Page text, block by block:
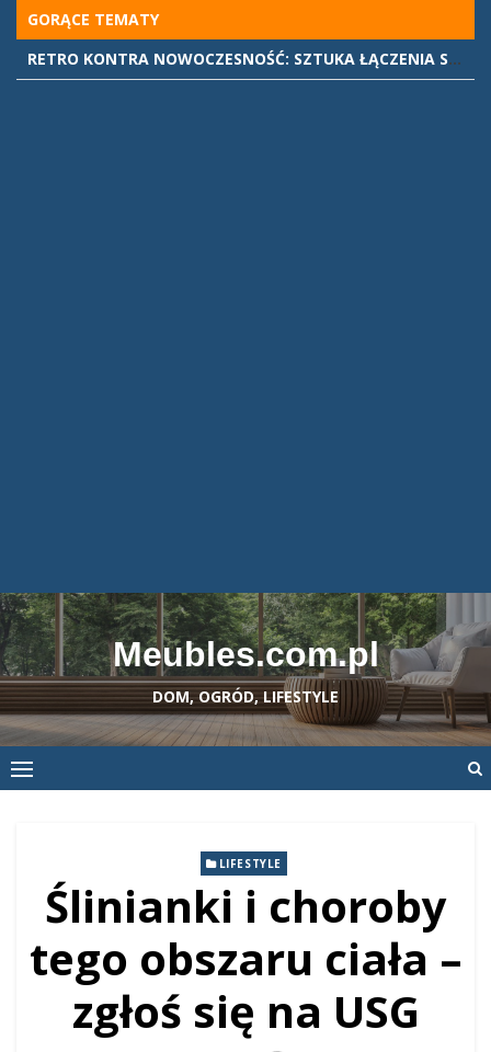
Skip
to
content
GORĄCE TEMATY
RETRO KONTRA NOWOCZESNOŚĆ: SZTUKA ŁĄCZENIA STYLÓW WE WNĘTRZACH
Meubles.com.pl
DOM, OGRÓD, LIFESTYLE
LIFESTYLE
Ślinianki i choroby
tego obszaru ciała –
zgłoś się na USG